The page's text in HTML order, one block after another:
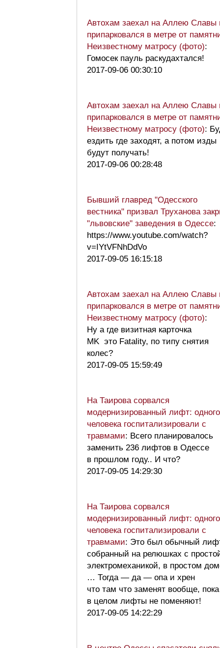
Автохам заехал на Аллею Славы
припарковался в метре от
Неизвестному матросу (фото):
Гомосек пауль раскудахтался!
2017-09-06 00:30:10
Автохам заехал на Аллею Славы
припарковался в метре от
Неизвестному матросу (фото):
ездить где заходят, а потом изды
будут получать!
2017-09-06 00:28:48
Бывший главред "Одесского
вестника" призвал Труханова
"львовские" заведения в Одессе:
https://www.youtube.com/watch?
v=IYtVFNhDdVo
2017-09-05 16:15:18
Автохам заехал на Аллею Славы
припарковался в метре от
Неизвестному матросу (фото):
Ну а где визитная карточка
MK это Fatality, по типу снятия
колес?
2017-09-05 15:59:49
На Таирова сорвался
модернизированный лифт: одного
человека госпитализировали с
травмами: Всего планировалось
заменить 236 лифтов в Одессе
в прошлом году.. И что?
2017-09-05 14:29:30
На Таирова сорвался
модернизированный лифт: одного
человека госпитализировали с
травмами: Это был обычный
собранный на релюшках с
электромеханикой, в простом
… Тогда — да — опа и хрен
что там что заменят вообще, пока
в целом лифты не поменяют!
2017-09-05 14:22:29